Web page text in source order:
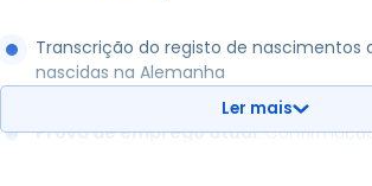
Transcrição do registo de nascimentos
nascidas na Alemanha
Prova de emprego atual:
Ler mais